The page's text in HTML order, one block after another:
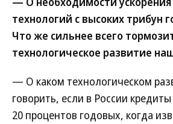
технологий с высоких трибун
Что же сильнее всего
технологическое развитие
— О каком технологическом
говорить, если в России
20 процентов годовых, когда